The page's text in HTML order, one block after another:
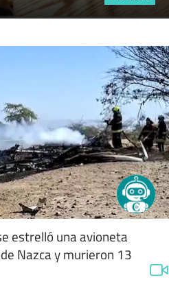
estrelló una avioneta
Nazca y murieron 13